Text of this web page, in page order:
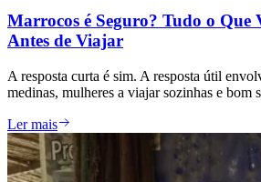
Marrocos é Seguro? Tudo o Que
Antes de Viajar
A resposta curta é sim. A resposta útil
medinas, mulheres a viajar sozinhas e bom
Ler mais